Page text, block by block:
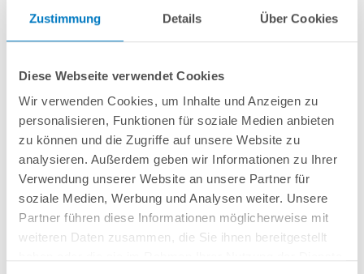
Zustimmung Details Über Cookies
Diese Webseite verwendet Cookies
Wir verwenden Cookies, um Inhalte und Anzeigen zu
personalisieren, Funktionen für soziale Medien anbieten
zu können und die Zugriffe auf unsere Website zu
analysieren. Außerdem geben wir Informationen zu Ihrer
Verwendung unserer Website an unsere Partner für
soziale Medien, Werbung und Analysen weiter. Unsere
Partner führen diese Informationen möglicherweise mit
weiteren Daten zusammen, die Sie ihnen bereitgestellt
49,99 € *
inkl. gesetzlicher MwSt.zzgl. Versandkosten; ab 99,- frachtfrei
Lieferung in ca. 1-3 Arbeitstagen
Gerades Handlaufsegment für POOLSANA Kombi-Spezialhandlauf für
VALUE-Stahlwandbecken | Aluminium